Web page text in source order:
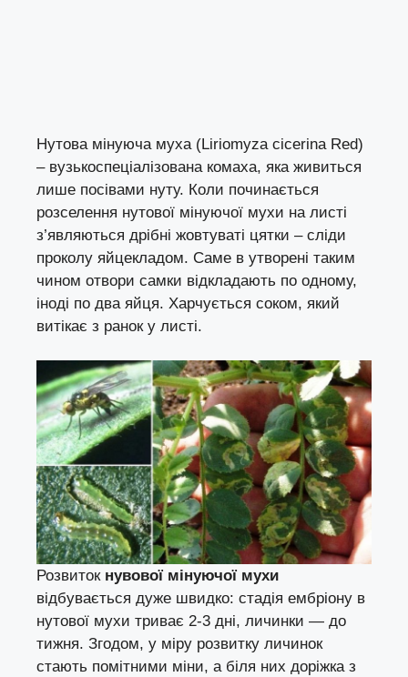
Нутова мінуюча муха (Liriomyza cicerina Red)
– вузькоспеціалізована комаха, яка живиться
лише посівами нуту. Коли починається
розселення нутової мінуючої мухи на листі
з’являються дрібні жовтуваті цятки – сліди
проколу яйцекладом. Саме в утворені таким
чином отвори самки відкладають по одному,
іноді по два яйця. Харчується соком, який
витікає з ранок у листі.
Розвиток нувової мінуючої мухи
відбувається дуже швидко: стадія ембріону в
нутової мухи триває 2-3 дні, личинки — до
тижня. Згодом, у міру розвитку личинок
стають помітними міни, а біля них доріжка з